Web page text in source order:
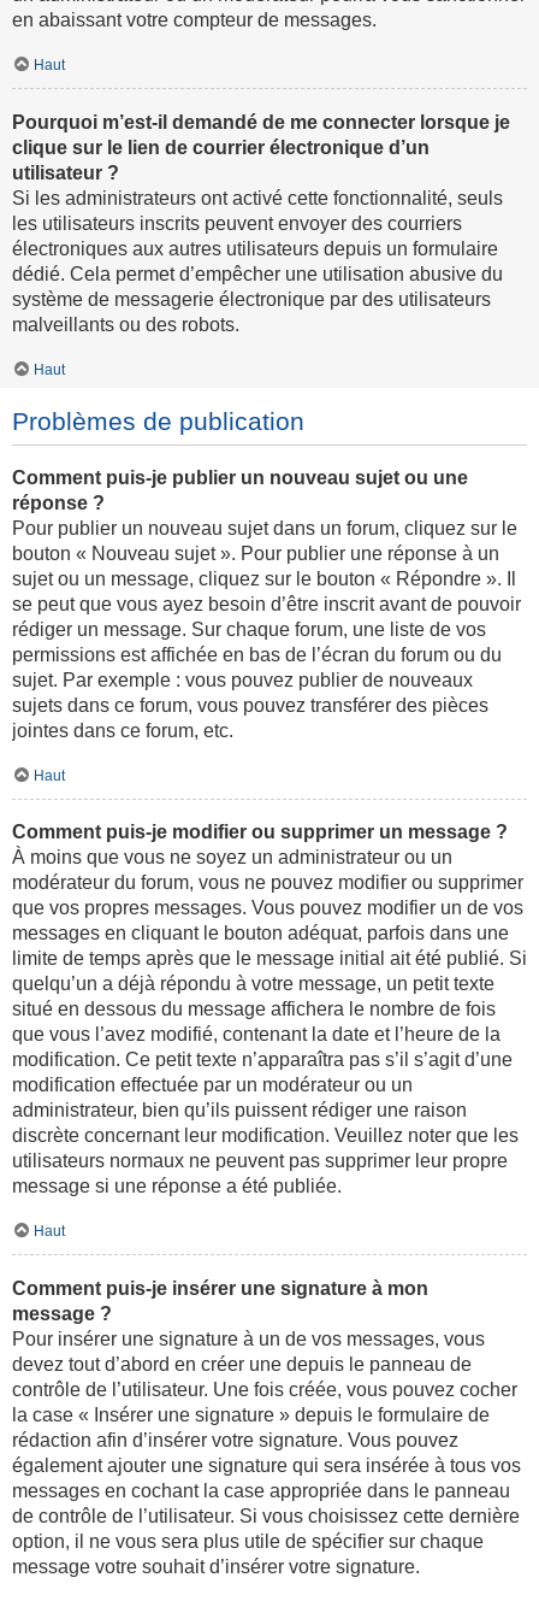
en abaissant votre compteur de messages.
Haut
Pourquoi m’est-il demandé de me connecter lorsque je
clique sur le lien de courrier électronique d’un
utilisateur ?
Si les administrateurs ont activé cette fonctionnalité, seuls
les utilisateurs inscrits peuvent envoyer des courriers
électroniques aux autres utilisateurs depuis un formulaire
dédié. Cela permet d’empêcher une utilisation abusive du
système de messagerie électronique par des utilisateurs
malveillants ou des robots.
Haut
Problèmes de publication
Comment puis-je publier un nouveau sujet ou une
réponse ?
Pour publier un nouveau sujet dans un forum, cliquez sur le
bouton « Nouveau sujet ». Pour publier une réponse à un
sujet ou un message, cliquez sur le bouton « Répondre ». Il
se peut que vous ayez besoin d’être inscrit avant de pouvoir
rédiger un message. Sur chaque forum, une liste de vos
permissions est affichée en bas de l’écran du forum ou du
sujet. Par exemple : vous pouvez publier de nouveaux
sujets dans ce forum, vous pouvez transférer des pièces
jointes dans ce forum, etc.
Haut
Comment puis-je modifier ou supprimer un message ?
À moins que vous ne soyez un administrateur ou un
modérateur du forum, vous ne pouvez modifier ou supprimer
que vos propres messages. Vous pouvez modifier un de vos
messages en cliquant le bouton adéquat, parfois dans une
limite de temps après que le message initial ait été publié. Si
quelqu’un a déjà répondu à votre message, un petit texte
situé en dessous du message affichera le nombre de fois
que vous l’avez modifié, contenant la date et l’heure de la
modification. Ce petit texte n’apparaîtra pas s’il s’agit d’une
modification effectuée par un modérateur ou un
administrateur, bien qu’ils puissent rédiger une raison
discrète concernant leur modification. Veuillez noter que les
utilisateurs normaux ne peuvent pas supprimer leur propre
message si une réponse a été publiée.
Haut
Comment puis-je insérer une signature à mon
message ?
Pour insérer une signature à un de vos messages, vous
devez tout d’abord en créer une depuis le panneau de
contrôle de l’utilisateur. Une fois créée, vous pouvez cocher
la case « Insérer une signature » depuis le formulaire de
rédaction afin d’insérer votre signature. Vous pouvez
également ajouter une signature qui sera insérée à tous vos
messages en cochant la case appropriée dans le panneau
de contrôle de l’utilisateur. Si vous choisissez cette dernière
option, il ne vous sera plus utile de spécifier sur chaque
message votre souhait d’insérer votre signature.